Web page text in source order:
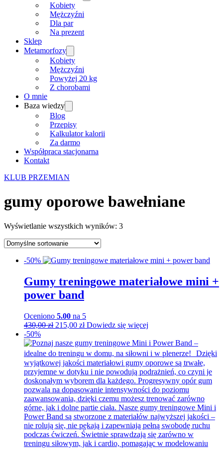
Kobiety
Mężczyźni
Dla par
Na prezent
Sklep
Metamorfozy
Kobiety
Mężczyźni
Powyżej 20 kg
Z chorobami
O mnie
Baza wiedzy
Blog
Przepisy
Kalkulator kalorii
Za darmo
Współpraca stacjonarna
Kontakt
KLUB PRZEMIAN
gumy oporowe bawełniane
Wyświetlanie wszystkich wyników: 3
-50%
Gumy treningowe materiałowe mini +
power band
Oceniono 5.00 na 5
430,00zł Pierwotna
wynosiła:
430,00 zł.
215,00 złAktualna
wynosi:
215,00 zł.
Dowiedz się więcej
-50%